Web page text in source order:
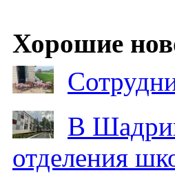
Хорошие
В
отделения